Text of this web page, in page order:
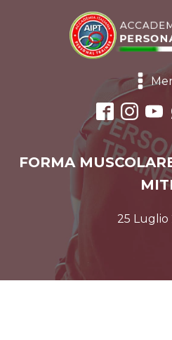
FORMA
25 Luglio